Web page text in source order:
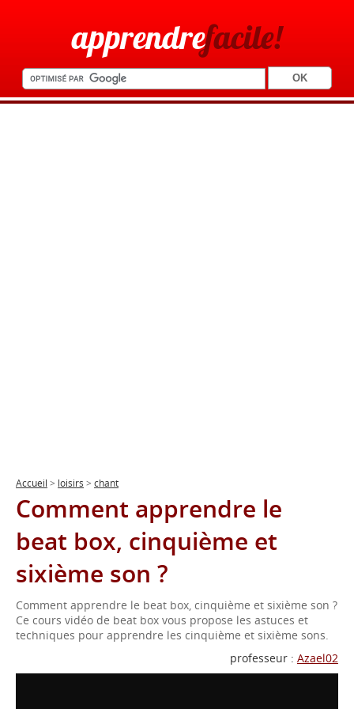
apprendrefacile!
Accueil > loisirs > chant
Comment apprendre le
beat box, cinquième et
sixième son ?
Comment apprendre le beat box, cinquième et sixième son ?
Ce cours vidéo de beat box vous propose les astuces et
techniques pour apprendre les cinquième et sixième sons.
professeur : Azael02